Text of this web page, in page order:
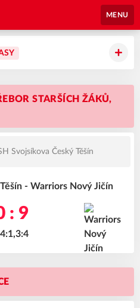
MENU
STARŠÍCH ŽÁKŮ,
Svojsíkova Český Těšín
- Warriors Nový Jičín
: 9